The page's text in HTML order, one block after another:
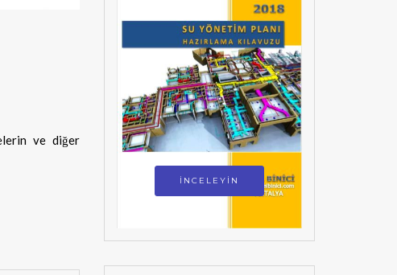
ve diğer
İNCELEYİN